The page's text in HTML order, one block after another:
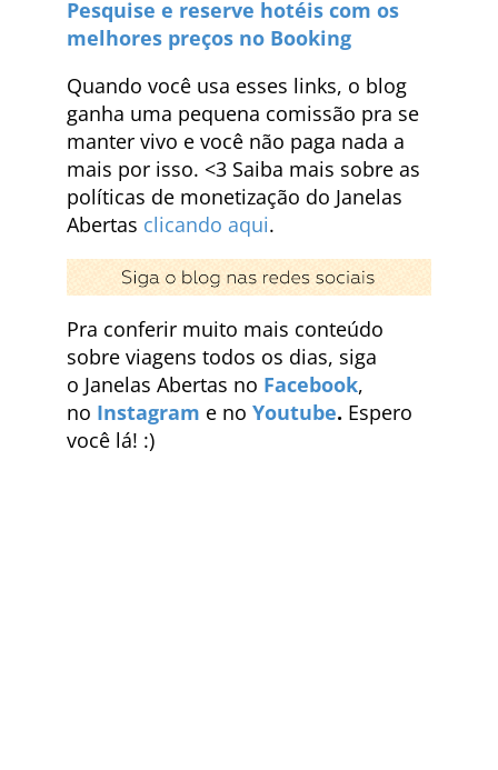
Pesquise e reserve hotéis com os
melhores preços no Booking
Quando você usa esses links, o blog
ganha uma pequena comissão pra se
manter vivo e você não paga nada a
mais por isso. <3 Saiba mais sobre as
políticas de monetização do Janelas
Abertas clicando aqui.
Pra conferir muito mais conteúdo
sobre viagens todos os dias, siga
o Janelas Abertas no Facebook,
no Instagram e no Youtube. Espero
você lá! :)